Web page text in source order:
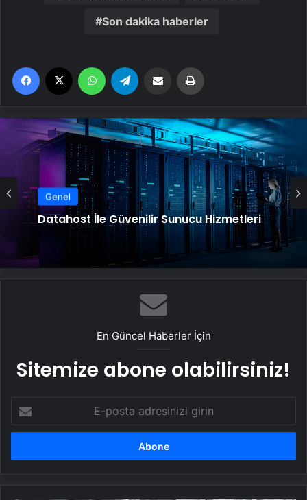
Son dakika haberler
Facebook WhatsApp Email'den paylaş
Genel
Datahost İle Güvenilir Sunucu Hizmetleri
En Güncel Haberler İçin
Sitemize abone olabilirsiniz!
posta
adresinizi